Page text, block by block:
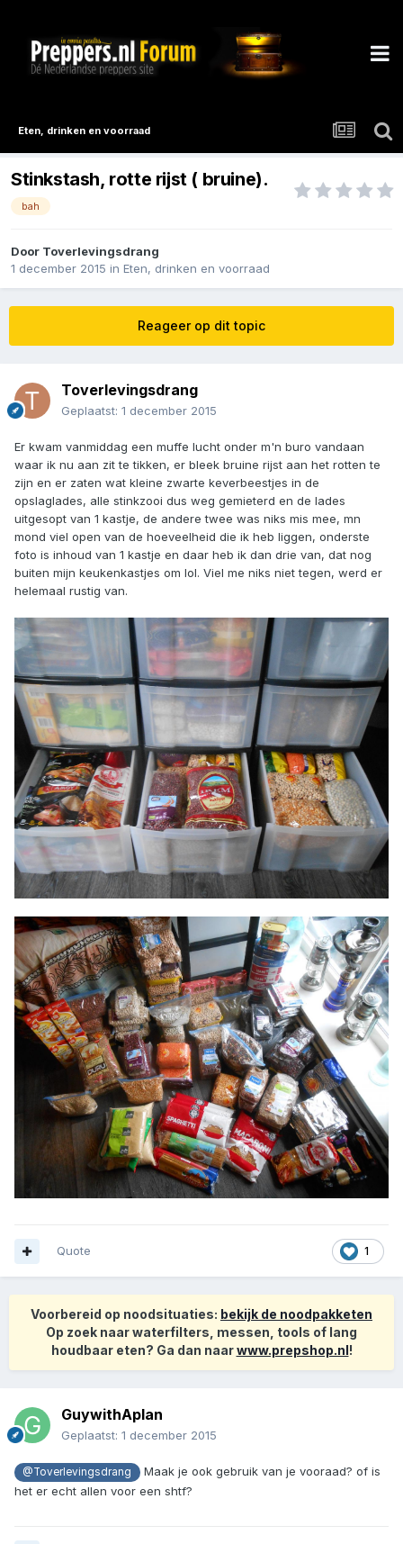
Eten, drinken en voorraad
Stinkstash, rotte rijst ( bruine).
bah
Door Toverlevingsdrang
1 december 2015 in Eten, drinken en voorraad
Reageer op dit topic
Toverlevingsdrang
Geplaatst: 1 december 2015
Er kwam vanmiddag een muffe lucht onder m'n buro vandaan
waar ik nu aan zit te tikken, er bleek bruine rijst aan het rotten te
zijn en er zaten wat kleine zwarte keverbeestjes in de
opslaglades, alle stinkzooi dus weg gemieterd en de lades
uitgesopt van 1 kastje, de andere twee was niks mis mee, mn
mond viel open van de hoeveelheid die ik heb liggen, onderste
foto is inhoud van 1 kastje en daar heb ik dan drie van, dat nog
buiten mijn keukenkastjes om lol. Viel me niks niet tegen, werd er
helemaal rustig van.
1
Quote
Voorbereid op noodsituaties: bekijk de noodpakketen
Op zoek naar waterfilters, messen, tools of lang
houdbaar eten? Ga dan naarwww.prepshop.nl!
GuywithAplan
Geplaatst: 1 december 2015
@Toverlevingsdrang
Maak je ook gebruik van je vooraad? of is
het er echt allen voor een shtf?